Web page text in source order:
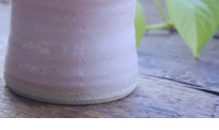
おすすめ♪ぽってり一珍和花 ご飯茶碗